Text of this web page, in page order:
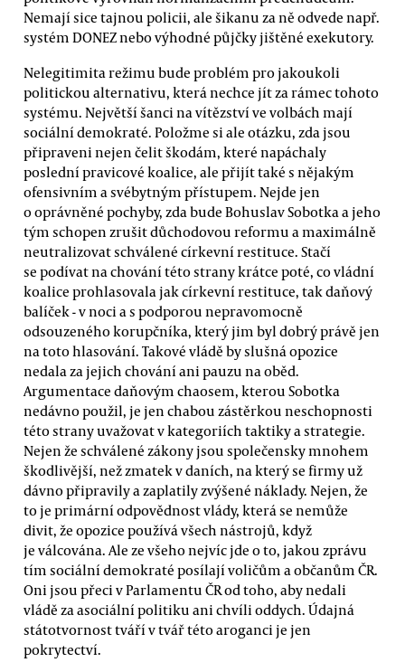
Nemají sice tajnou policii, ale šikanu za ně odvede např.
systém DONEZ nebo výhodné půjčky jištěné exekutory.
Nelegitimita režimu bude problém pro jakoukoli
politickou alternativu, která nechce jít za rámec tohoto
systému. Největší šanci na vítězství ve volbách mají
sociální demokraté. Položme si ale otázku, zda jsou
připraveni nejen čelit škodám, které napáchaly
poslední pravicové koalice, ale přijít také s nějakým
ofensivním a svébytným přístupem. Nejde jen
o oprávněné pochyby, zda bude Bohuslav Sobotka a jeho
tým schopen zrušit důchodovou reformu a maximálně
neutralizovat schválené církevní restituce. Stačí
se podívat na chování této strany krátce poté, co vládní
koalice prohlasovala jak církevní restituce, tak daňový
balíček - v noci a s podporou nepravomocně
odsouzeného korupčníka, který jim byl dobrý právě jen
na toto hlasování. Takové vládě by slušná opozice
nedala za jejich chování ani pauzu na oběd.
Argumentace daňovým chaosem, kterou Sobotka
nedávno použil, je jen chabou zástěrkou neschopnosti
této strany uvažovat v kategoriích taktiky a strategie.
Nejen že schválené zákony jsou společensky mnohem
škodlivější, než zmatek v daních, na který se firmy už
dávno připravily a zaplatily zvýšené náklady. Nejen, že
to je primární odpovědnost vlády, která se nemůže
divit, že opozice používá všech nástrojů, když
je válcována. Ale ze všeho nejvíc jde o to, jakou zprávu
tím sociální demokraté posílají voličům a občanům ČR.
Oni jsou přeci v Parlamentu ČR od toho, aby nedali
vládě za asociální politiku ani chvíli oddych. Údajná
státotvornost tváří v tvář této aroganci je jen
pokrytectví.